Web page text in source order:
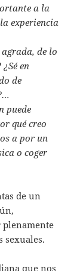
a la
experiencia
de lo
en
de
puede
qué creo
a por un
o coger
de un
sexuales.
que nos